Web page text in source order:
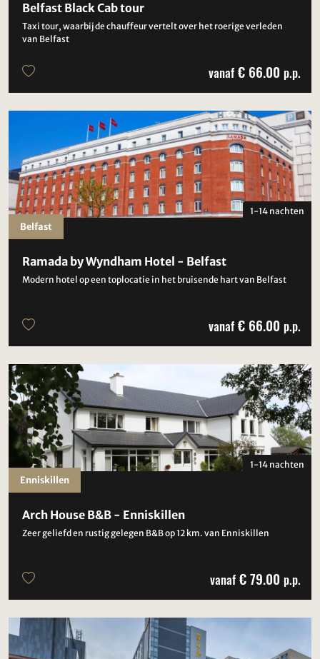
Belfast Black Cab tour
Taxi tour, waarbij de chauffeur vertelt over het roerige verleden
van Belfast
vanaf € 66.00 p.p.
Ramada by Wyndham Hotel - Belfast
Modern hotel op een toplocatie in het bruisende hart van Belfast
1-14 nachten
vanaf € 66.00 p.p.
Belfast
Arch House B&B - Enniskillen
Zeer geliefd en rustig gelegen B&B op 12 km. van Enniskillen
1-14 nachten
vanaf € 79.00 p.p.
Enniskillen